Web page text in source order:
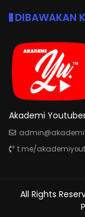
DIBAWAKAN
Akademi
t.me/
All Rights